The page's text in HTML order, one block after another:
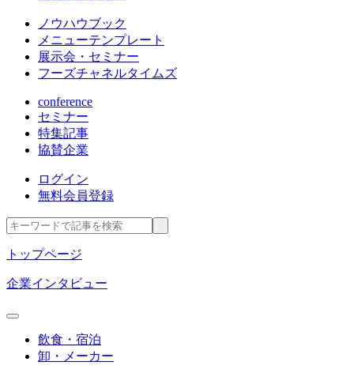
ノウハウブック
メニューテンプレート
展示会・セミナー
フーズチャネルタイムズ
conference
セミナー
特集記事
協賛企業
ログイン
無料会員登録
トップページ
企業インタビュー
飲食・宿泊
卸・メーカー